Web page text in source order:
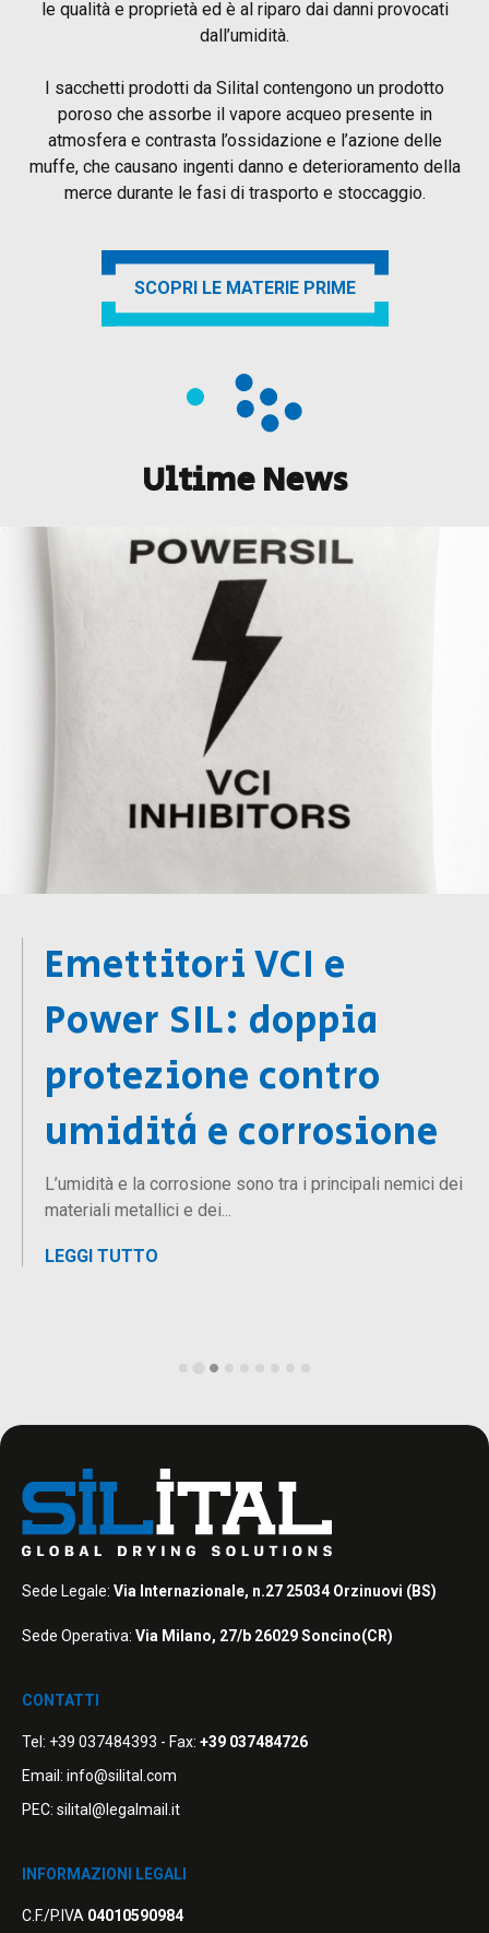
le qualità e proprietà ed è al riparo dai danni provocati
dall’umidità.
I sacchetti prodotti da Silital contengono un prodotto
poroso che assorbe il vapore acqueo presente in
atmosfera e contrasta l’ossidazione e l’azione delle
muffe, che causano ingenti danno e deterioramento della
merce durante le fasi di trasporto e stoccaggio.
SCOPRI LE MATERIE PRIME
Ultime News
Come ottenere una
protezione totale con
sali disidratanti e
accoppiato barriera
L’umidità è uno dei principali nemici della
conservazione industriale. Durante...
LEGGI TUTTO
Sede Legale: Via Internazionale, n.27 25034 Orzinuovi (BS)
Sede Operativa: Via Milano, 27/b 26029 Soncino(CR)
CONTATTI
Tel: +39 037484393 - Fax: +39 037484726
Email: info@silital.com
PEC: silital@legalmail.it
INFORMAZIONI LEGALI
C.F./P.IVA 04010590984